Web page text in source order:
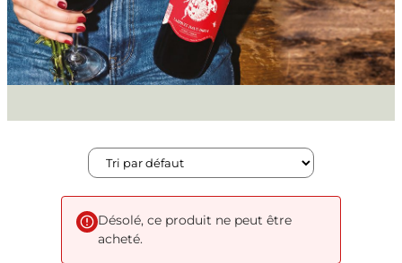
Désolé, ce produit ne peut être
acheté.